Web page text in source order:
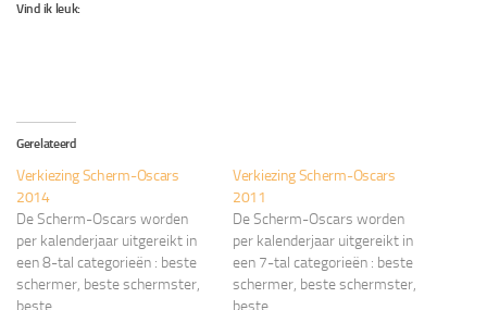
Vind ik leuk:
Gerelateerd
Verkiezing Scherm-Oscars
2014
De Scherm-Oscars worden
per kalenderjaar uitgereikt in
een 8-tal categorieën : beste
schermer, beste schermster,
beste
Verkiezing Scherm-Oscars
2011
De Scherm-Oscars worden
per kalenderjaar uitgereikt in
een 7-tal categorieën : beste
schermer, beste schermster,
beste